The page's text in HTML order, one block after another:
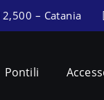
– Catania
Pontili